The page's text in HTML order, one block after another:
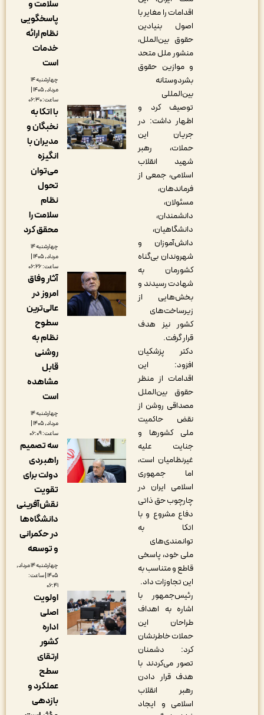
اقدامات را مغایر با
اصول بنیادین
حقوق بین‌الملل،
منشور ملل متحد
و موازین حقوق
بشردوستانه
بین‌المللی
توصیف کرد و
اظهار داشت: در
جریان این
حملات، رهبر
شهید انقلاب
اسلامی، جمعی از
فرماندهان،
مسئولان،
دانشمندان،
دانشگاهیان،
دانش‌آموزان و
شهروندان بی‌گناه
کشورمان به
شهادت رسیدند و
بخش‌هایی از
زیرساخت‌های
کشور نیز هدف
قرار گرفت.
دکتر پزشکیان
افزود: این
اقدامات از منظر
حقوق بین‌الملل
مصداقی روشن از
نقض حاکمیت
ملی کشورها و
جنایت علیه
غیرنظامیان است،
اما جمهوری
اسلامی ایران در
چارچوب حق ذاتی
دفاع مشروع و با
اتکا به
توانمندی‌های
ملی خود، پاسخی
قاطع و متناسب به
این تجاوزات داد.
رئیس‌جمهور با
اشاره به اهداف
طراحان این
حملات خاطرنشان
کرد: دشمنان
تصور می‌کردند با
هدف قرار دادن
رهبر انقلاب
اسلامی و ایجاد
سلامت و
پاسخگویی
نظام ارائه
چهارشنبه ۱۴
مرداد, ۱۴۰۵ |
با اتکا به
نخبگان و
مدیران با
می‌توان
سلامت را
محقق کرد
چهارشنبه ۱۴
مرداد, ۱۴۰۵ |
آثار وفاق
امروز در
عالی‌ترین
نظام به
مشاهده
چهارشنبه ۱۴
مرداد, ۱۴۰۵ |
سه تصمیم
راهبردی
دولت برای
نقش‌آفرینی
دانشگاه‌ها
در حکمرانی
و توسعه
چهارشنبه ۱۴ مرداد,
۱۴۰۵ | ساعت:
اولویت
اصلی
اداره
عملکرد و
بازدهی